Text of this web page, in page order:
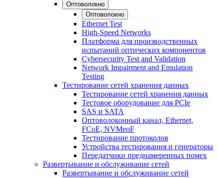
Оптоволокно
Оптоволокно
Ethernet Test
High-Speed Networks
Платформа для производственных
испытаний оптических компонентов
Cybersecurity Test and Validation
Network Impairment and Emulation
Testing
Тестирование сетей хранения данных
Тестирование сетей хранения данных
Тестовое оборудование для PCIe
SAS и SATA
Оптоволоконный канал, Ethernet,
FCoE, NVMeoF
Тестирование протоколов
Устройства тестирования и генераторы
Передатчики преднамеренных помех
Развертывание и обслуживание сетей
Развертывание и обслуживание сетей